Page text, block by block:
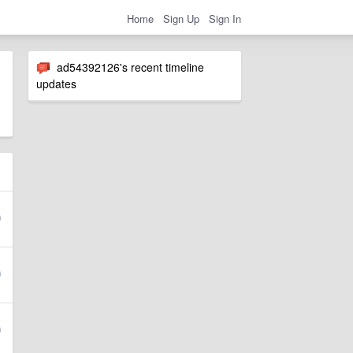
Home Sign Up Sign In
ad54392126's recent timeline
updates